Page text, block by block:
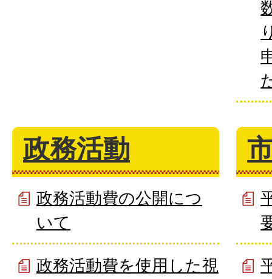
政務活動
政務活動費の公開につ
いて
政務活動費を使用した視